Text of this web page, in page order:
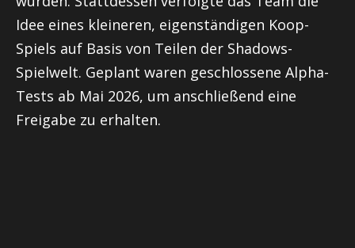
Idee eines kleineren, eigenständigen Koop-
Spiels auf Basis von Teilen der Shadows-
Spielwelt. Geplant waren geschlossene Alpha-
Tests ab Mai 2026, um anschließend eine
Freigabe zu erhalten.